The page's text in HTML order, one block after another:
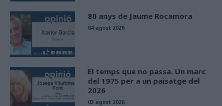
80 anys de Jaume Rocamora
04 agost 2026
El temps que no passa. Un marc
del 1975 per a un paisatge del
2026
03 agost 2026